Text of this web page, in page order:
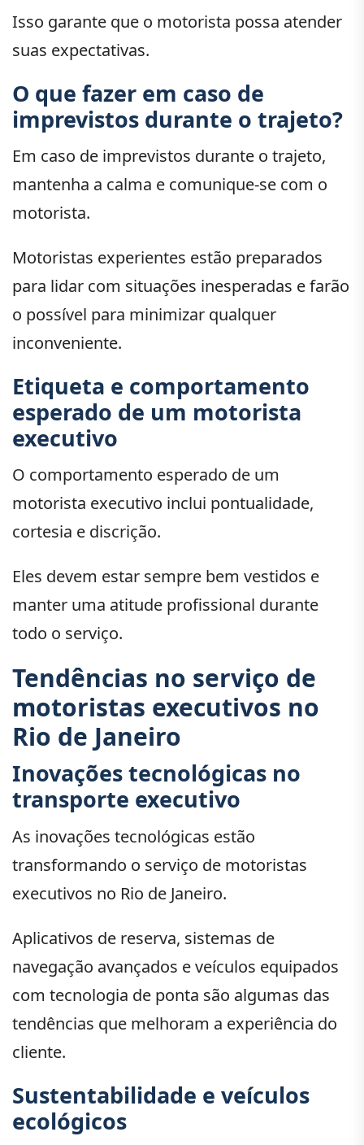
Isso garante que o motorista possa atender
suas expectativas.
O que fazer em caso de
imprevistos durante o trajeto?
Em caso de imprevistos durante o trajeto,
mantenha a calma e comunique-se com o
motorista.
Motoristas experientes estão preparados
para lidar com situações inesperadas e farão
o possível para minimizar qualquer
inconveniente.
Etiqueta e comportamento
esperado de um motorista
executivo
O comportamento esperado de um
motorista executivo inclui pontualidade,
cortesia e discrição.
Eles devem estar sempre bem vestidos e
manter uma atitude profissional durante
todo o serviço.
Tendências no serviço de
motoristas executivos no
Rio de Janeiro
Inovações tecnológicas no
transporte executivo
As inovações tecnológicas estão
transformando o serviço de motoristas
executivos no Rio de Janeiro.
Aplicativos de reserva, sistemas de
navegação avançados e veículos equipados
com tecnologia de ponta são algumas das
tendências que melhoram a experiência do
cliente.
Sustentabilidade e veículos
ecológicos